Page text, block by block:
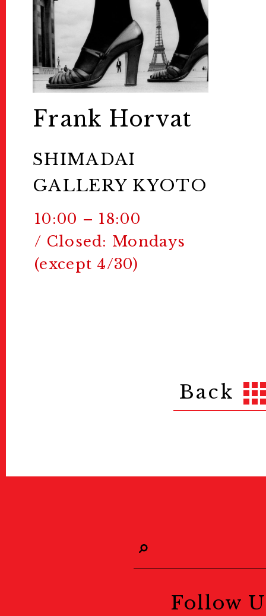
Frank Horvat
SHIMADAI
GALLERY KYOTO
10:00 – 18:00
/ Closed: Mondays
(except 4/30)
Back
Follow